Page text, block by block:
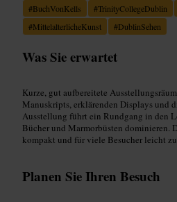
#BuchVonKells #TrinityCollegeDublin
#MittelalterlicheKunst #DublinSehen
Was Sie erwartet
Kurze, gut aufbereitete
Manuskripts, erklärenden Displays und
Ausstellung führt ein Rundgang in den
Bücher und Marmorbüsten dominieren.
kompakt und für viele Besucher leicht
Planen Sie Ihren Besuch